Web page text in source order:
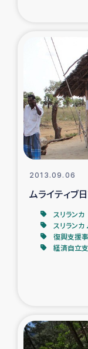
仮
ガザ地
2013.09.06
ムライティブ
スリランカ
スリラン
復興支援
経済自立